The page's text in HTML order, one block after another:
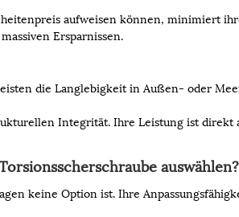
aufweisen können, minimiert
Ersparnissen.
die Langlebigkeit in Außen- oder
Integrität. Ihre Leistung ist
auswählen?
keine Option ist. Ihre